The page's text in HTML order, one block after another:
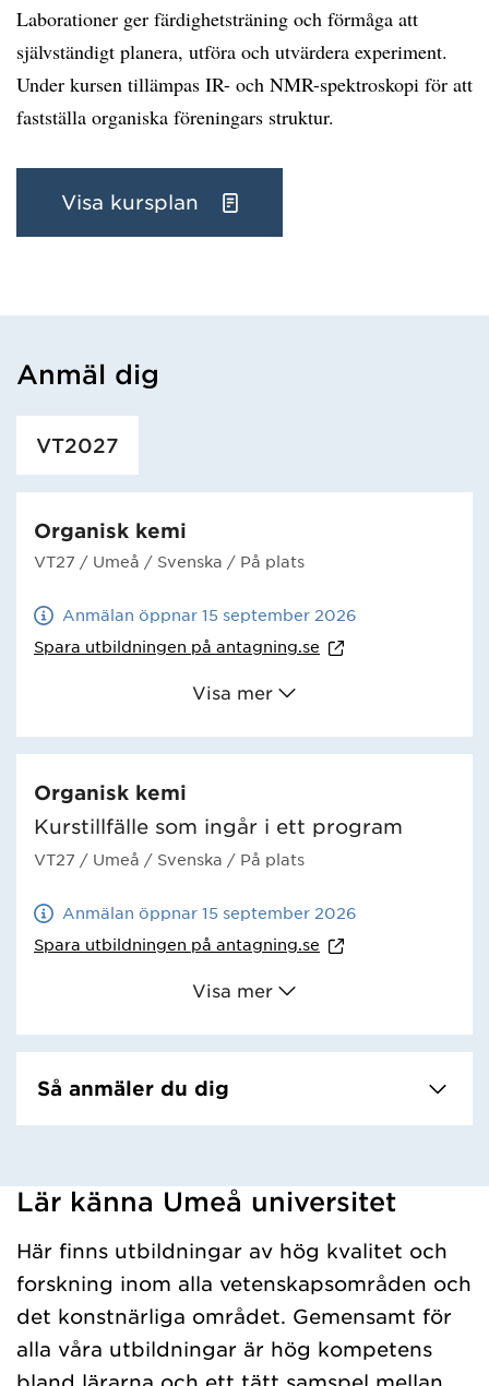
Laborationer ger färdighetsträning och förmåga att
självständigt planera, utföra och utvärdera experiment.
Under kursen tillämpas IR- och NMR-spektroskopi för att
fastställa organiska föreningars struktur.
Visa kursplan
Anmäl dig
VT2027
Organisk kemi
VT27 / Umeå / Svenska / På plats
Anmälan öppnar 15 september 2026
Spara utbildningen på antagning.se
Visa mer
Organisk kemi
Kurstillfälle som ingår i ett program
VT27 / Umeå / Svenska / På plats
Anmälan öppnar 15 september 2026
Spara utbildningen på antagning.se
Visa mer
Så anmäler du dig
Har hämtat kursochkurspaket.
Lär känna Umeå universitet
Här finns utbildningar av hög kvalitet och
forskning inom alla vetenskapsområden och
det konstnärliga området. Gemensamt för
alla våra utbildningar är hög kompetens
bland lärarna och ett tätt samspel mellan